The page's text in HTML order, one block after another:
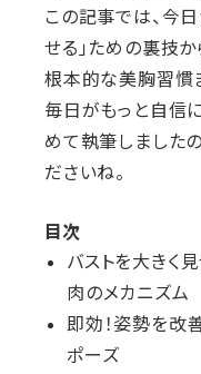
この記事では、今
せる」ための裏技
根本的な美胸習慣
毎日がもっと自信
めて執筆しました
ださいね。
目次
バストを大きく
肉のメカニズム
即効！姿勢を改
ポーズ